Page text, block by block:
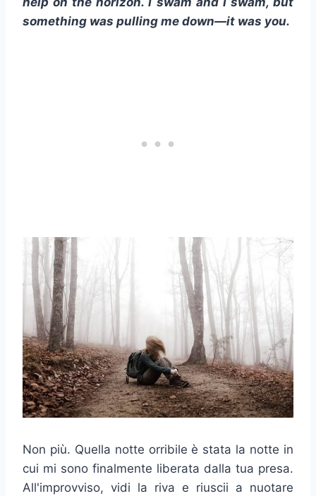
something was pulling me down—it was you.
Non più. Quella notte orribile è stata la notte in
cui mi sono finalmente liberata dalla tua presa.
All'improvviso, vidi la riva e riuscii a nuotare